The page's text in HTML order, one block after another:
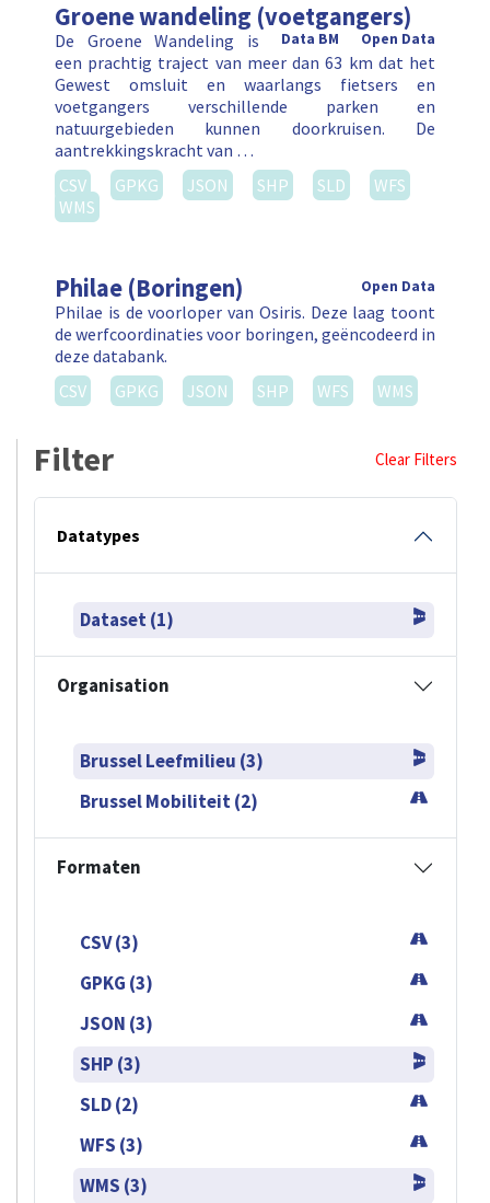
Groene wandeling (voetgangers)
Open Data
Data BM
De Groene Wandeling is
een prachtig traject van meer dan 63 km dat het
Gewest omsluit en waarlangs fietsers en
voetgangers verschillende parken en
natuurgebieden kunnen doorkruisen. De
aantrekkingskracht van …
CSV
GPKG JSON SHP SLD
WFS
WMS
Philae (Boringen) Open Data
Philae is de voorloper van Osiris. Deze laag toont
de werfcoordinaties voor boringen, geëncodeerd in
deze databank.
CSV
GPKG JSON SHP WFS WMS
Filter Clear Filters
Datatypes
Dataset (1)
Organisation
Brussel Leefmilieu (3)
Brussel Mobiliteit (2)
Formaten
CSV (3)
GPKG (3)
JSON (3)
SHP (3)
SLD (2)
WFS (3)
WMS (3)